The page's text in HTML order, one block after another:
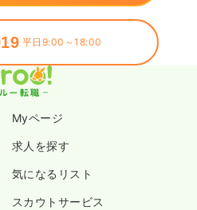
平日9:00～18:00
Myページ
求人を探す
気になるリスト
スカウトサービス